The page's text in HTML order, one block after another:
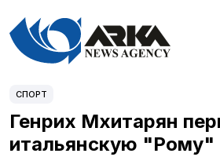
СПОРТ
Генрих Мхитарян
итальянскую "Рому"